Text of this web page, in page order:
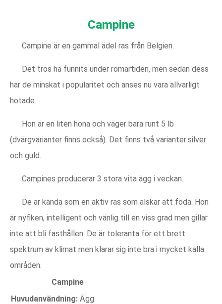
Campine
Campine är en gammal ädel ras från Belgien.
Det tros ha funnits under romartiden, men sedan dess
har de minskat i popularitet och anses nu vara allvarligt
hotade.
Hon är en liten höna och väger bara runt 5 lb
(dvärgvarianter finns också). Det finns två varianter:silver
och guld.
Campines producerar 3 stora vita ägg i veckan.
De är kända som en aktiv ras som älskar att föda. Hon
är nyfiken, intelligent och vänlig till en viss grad men gillar
inte att bli fasthållen. De är toleranta för ett brett
spektrum av klimat men klarar sig inte bra i mycket kalla
områden.
Campine
Huvudanvändning: Ägg